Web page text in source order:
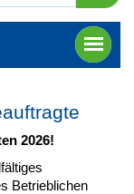
2026!
Betrieblichen